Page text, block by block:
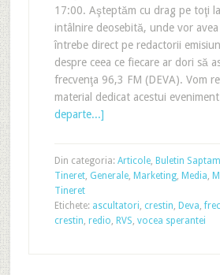
17:00. Aşteptăm cu drag pe toţi
intâlnire deosebită, unde vor avea
întrebe direct pe redactorii
despre ceea ce fiecare ar dori să
frecvenţa 96,3 FM (DEVA). Vom
material dedicat acestui
departe...]
Din categoria: Articole, Buletin
Tineret, Generale, Marketing, Media,
Tineret
Etichete: ascultatori, crestin, Deva,
crestin, redio, RVS, vocea sperantei